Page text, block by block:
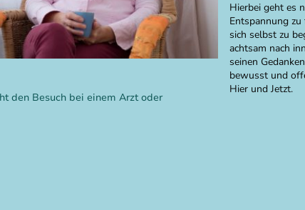
den Besuch bei einem Arzt oder
Hierbei geht es
Entspannung
sich selbst zu
achtsam nach
seinen
bewusst und
Hier und Jetzt.